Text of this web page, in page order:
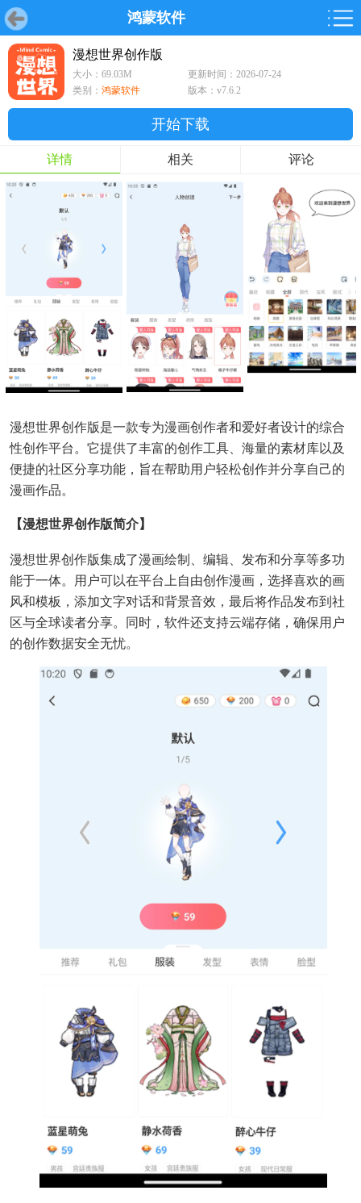
鸿蒙软件
首页 游戏 软件
首页 游戏 软件 鸿蒙
游戏
鸿蒙
软件
专题
漫想世界创作版
大小：69.03M
更新时间：2026-07-24
类别： 鸿蒙软件 版本：v7.6.2
开始下载
详情 相关 评论
漫想世界创作版是一款专为漫画创作者和爱好者设计的综合
性创作平台。它提供了丰富的创作工具、海量的素材库以及
便捷的社区分享功能，旨在帮助用户轻松创作并分享自己的
漫画作品。
【漫想世界创作版简介】
漫想世界创作版集成了漫画绘制、编辑、发布和分享等多功
能于一体。用户可以在平台上自由创作漫画，选择喜欢的画
风和模板，添加文字对话和背景音效，最后将作品发布到社
区与全球读者分享。同时，软件还支持云端存储，确保用户
的创作数据安全无忧。